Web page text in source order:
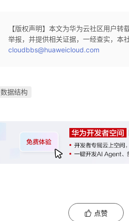
【版权声明】本文为华为云社区用户
举报，并提供相关证据，一经查实，本
cloudbbs@huaweicloud.com
数据结构
点赞